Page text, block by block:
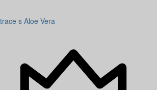
s Aloe Vera